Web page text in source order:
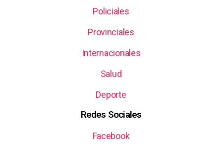
Policiales
Provinciales
Internacionales
Salud
Deporte
Redes Sociales
Facebook